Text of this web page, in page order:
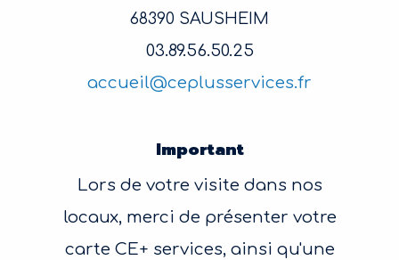
68390 SAUSHEIM
03.89.56.50.25
accueil@ceplusservices.fr
Important
Lors de votre visite dans nos
locaux, merci de présenter votre
carte CE+ services, ainsi qu'une